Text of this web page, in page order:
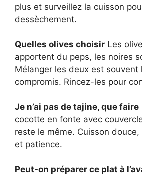
plus et surveillez la cuisson
dessèchement.
Quelles olives choisir Les
apportent du peps, les noires
Mélanger les deux est souvent
compromis. Rincez-les pour
Je n’ai pas de tajine, que faire
cocotte en fonte avec
reste le même. Cuisson
et patience.
Peut-on préparer ce plat à